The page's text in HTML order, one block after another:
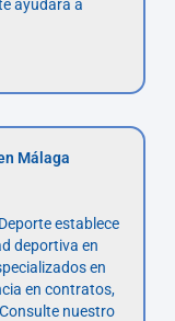
ayudará a
Málaga
establece
deportiva en
en
en contratos,
nuestro